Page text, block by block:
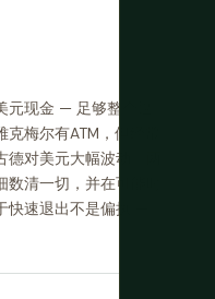
现金 — 足够整个逗
梅尔有ATM，但经常
对美元大幅波动。两
清一切，并在可能时
速退出不是偏执 —